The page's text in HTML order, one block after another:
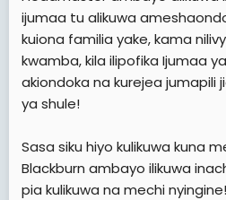
ijumaa tu alikuwa
kuiona familia yake, kama
kwamba, kila ilipofika Ijumaa
akiondoka na kurejea jumapili
ya shule!
Sasa siku hiyo kulikuwa kuna
Blackburn ambayo ilikuwa
pia kulikuwa na mechi